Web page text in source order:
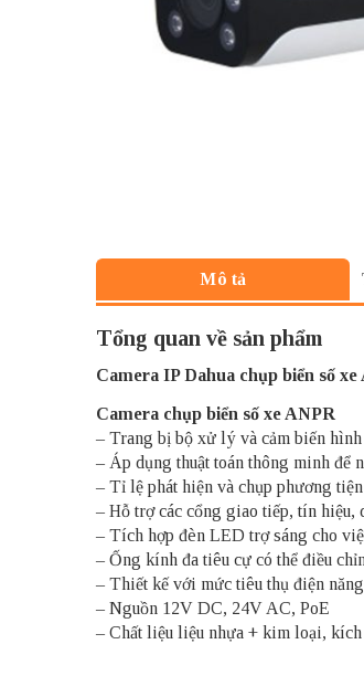
Mô tả
Tổng quan về sản phẩm
Camera IP Dahua chụp biển số
Camera chụp biển số xe ANPR
– Trang bị bộ xử lý và cảm biến
– Áp dụng thuật toán thông minh để
– Tỉ lệ phát hiện và chụp phương
– Hỗ trợ các cổng giao tiếp, tín
– Tích hợp đèn LED trợ sáng cho
– Ống kính đa tiêu cự có thể điều
– Thiết kế với mức tiêu thụ điện
– Nguồn 12V DC, 24V AC, PoE
– Chất liệu liệu nhựa + kim loại, kích